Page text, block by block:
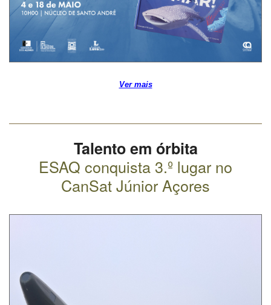
Ver mais
Talento em órbita
ESAQ conquista 3.º lugar no
CanSat Júnior Açores